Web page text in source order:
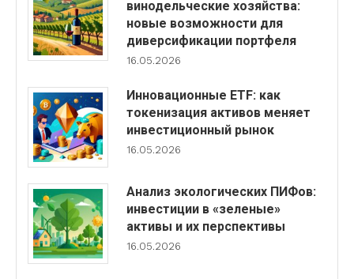
винодельческие хозяйства:
новые возможности для
диверсификации портфеля
16.05.2026
Инновационные ETF: как
токенизация активов меняет
инвестиционный рынок
16.05.2026
Анализ экологических ПИФов:
инвестиции в «зеленые»
активы и их перспективы
16.05.2026